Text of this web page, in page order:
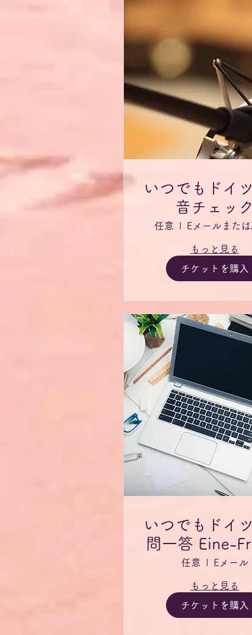
いつでもドイ
音チェック
Check-Karte
jederzeit
任意 Eメールまた
もっと見る
チケットを購入
いつでもドイ
問一答 Eine-
eine-Antwort
jederzeit
任意 Eメール
もっと見る
チケットを購入